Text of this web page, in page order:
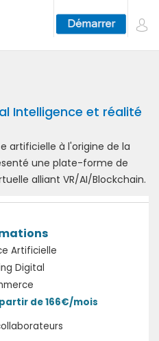
Intelligence et réalité
artificielle à l'origine de la
une plate-forme de
alliant VR/AI/Blockchain.
Artificielle
Digital
de 166€/mois